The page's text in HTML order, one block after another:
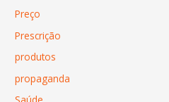
Preço
Prescrição
produtos
propaganda